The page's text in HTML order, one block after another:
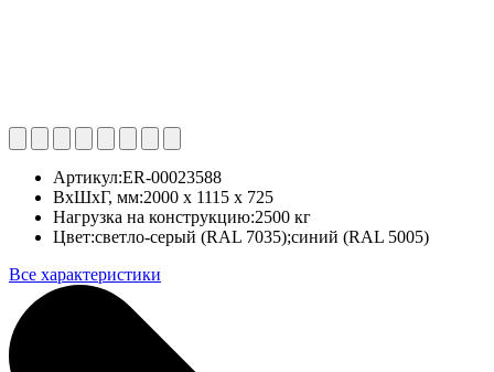
Артикул:ER-00023588
ВхШхГ, мм:2000 x 1115 x 725
Нагрузка на конструкцию:2500 кг
Цвет:светло-серый (RAL 7035);синий (RAL 5005)
Все характеристики